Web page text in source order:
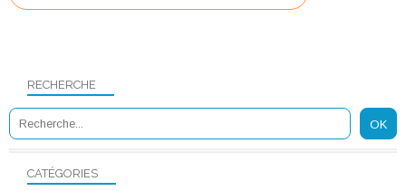
RECHERCHE
CATÉGORIES